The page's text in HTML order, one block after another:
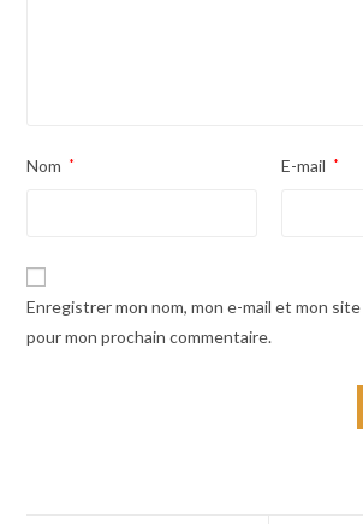
Nom * E-mail *
Enregistrer mon nom, mon e-mail et mon
pour mon prochain commentaire.